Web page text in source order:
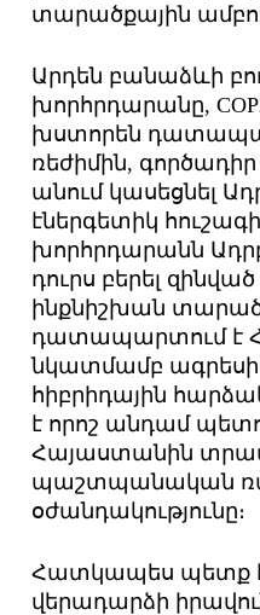
տարածքային
Արդեն բանաձևի
խորհրդարանը,
խստորեն
ռեժիմին,
անում կասեցնել
էներգետիկ
խորհրդարանն
դուրս բերել
ինքնիշխան
դատապարտում է
նկատմամբ
հիբրիդային
է որոշ անդամ
Հայաստանին
պաշտպանական
օժանդակությունը։
Հատկապես պետք է
վերադարձի